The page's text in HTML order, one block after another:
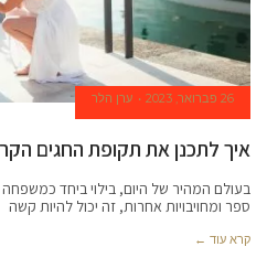
26 פברואר, 2023 ערן הלר
איך לתכנן את תקופת החגים
בעולם המהיר של היום, בילוי ביחד
ספר ומחויבויות אחרות, זה יכול להיות קשה
קרא עוד ←